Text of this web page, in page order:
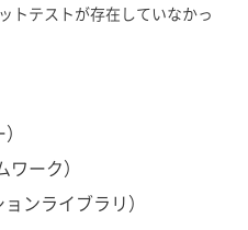
トテストが存在していなかっ
ーク）
ンライブラリ）